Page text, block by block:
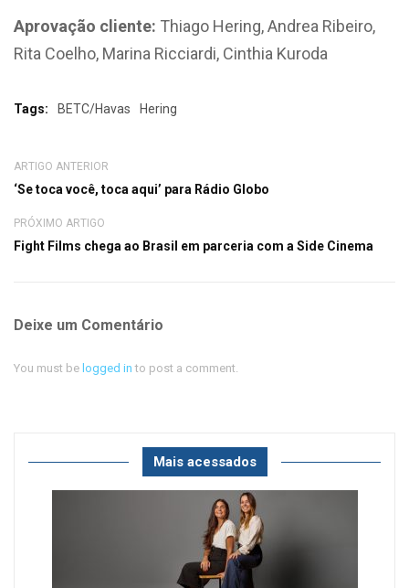
Aprovação cliente: Thiago Hering, Andrea Ribeiro,
Rita Coelho, Marina Ricciardi, Cinthia Kuroda
Tags: BETC/Havas Hering
ARTIGO ANTERIOR
‘Se toca você, toca aqui’ para Rádio Globo
PRÓXIMO ARTIGO
Fight Films chega ao Brasil em parceria com a Side Cinema
Deixe um Comentário
You must be logged in to post a comment.
Mais acessados